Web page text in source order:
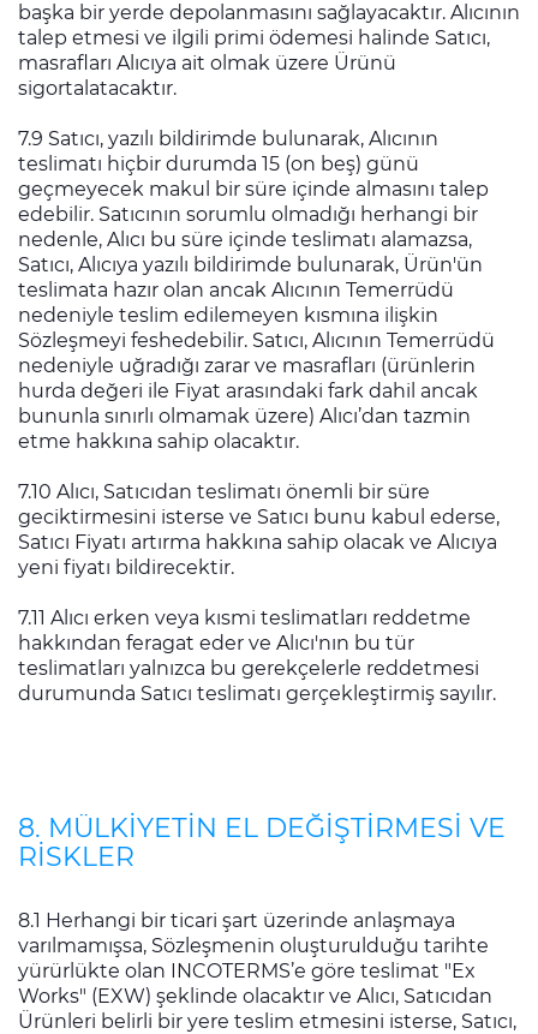
başka bir yerde depolanmasını sağlayacaktır. Alıcının
talep etmesi ve ilgili primi ödemesi halinde Satıcı,
masrafları Alıcıya ait olmak üzere Ürünü
sigortalatacaktır.
7.9 Satıcı, yazılı bildirimde bulunarak, Alıcının
teslimatı hiçbir durumda 15 (on beş) günü
geçmeyecek makul bir süre içinde almasını talep
edebilir. Satıcının sorumlu olmadığı herhangi bir
nedenle, Alıcı bu süre içinde teslimatı alamazsa,
Satıcı, Alıcıya yazılı bildirimde bulunarak, Ürün'ün
teslimata hazır olan ancak Alıcının Temerrüdü
nedeniyle teslim edilemeyen kısmına ilişkin
Sözleşmeyi feshedebilir. Satıcı, Alıcının Temerrüdü
nedeniyle uğradığı zarar ve masrafları (ürünlerin
hurda değeri ile Fiyat arasındaki fark dahil ancak
bununla sınırlı olmamak üzere) Alıcı’dan tazmin
etme hakkına sahip olacaktır.
7.10 Alıcı, Satıcıdan teslimatı önemli bir süre
geciktirmesini isterse ve Satıcı bunu kabul ederse,
Satıcı Fiyatı artırma hakkına sahip olacak ve Alıcıya
yeni fiyatı bildirecektir.
7.11 Alıcı erken veya kısmi teslimatları reddetme
hakkından feragat eder ve Alıcı'nın bu tür
teslimatları yalnızca bu gerekçelerle reddetmesi
durumunda Satıcı teslimatı gerçekleştirmiş sayılır.
8. MÜLKİYETİN EL DEĞİŞTİRMESİ VE
RİSKLER
8.1 Herhangi bir ticari şart üzerinde anlaşmaya
varılmamışsa, Sözleşmenin oluşturulduğu tarihte
yürürlükte olan INCOTERMS’e göre teslimat "Ex
Works" (EXW) şeklinde olacaktır ve Alıcı, Satıcıdan
Ürünleri belirli bir yere teslim etmesini isterse, Satıcı,